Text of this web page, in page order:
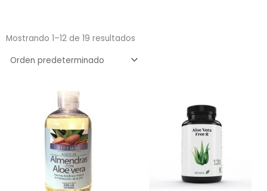
Mostrando 1–12 de 19 resultados